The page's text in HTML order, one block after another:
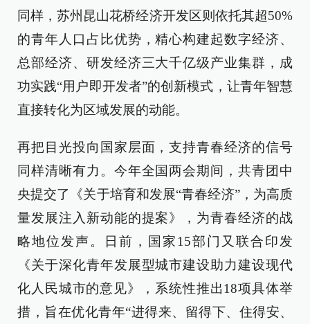
同样，苏州昆山花桥经济开发区则依托其超50%
的青年人口占比优势，精心构建起数字经济、
总部经济、研发经济三大千亿级产业集群，成
功实践“用户即开发者”的创新模式，让青年智慧
直接转化为区域发展的动能。
再把目光投向国家层面，支持青春经济的信号
同样清晰有力。今年全国两会期间，共青团中
央提交了《关于培育和发展“青春经济”，为高质
量发展注入新动能的提案》，为青春经济的战
略地位发声。日前，国家15部门又联合印发
《关于深化青年发展型城市建设助力建设现代
化人民城市的意见》，系统性推出18项具体举
措，旨在优化青年“进得来、留得下、住得安、